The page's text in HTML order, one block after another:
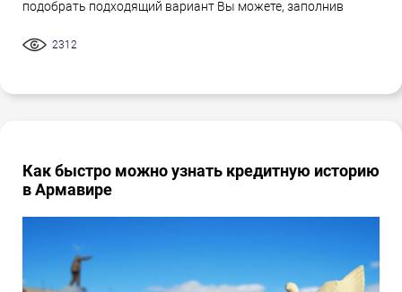
подобрать подходящий вариант Вы можете, заполнив
2312
Как быстро можно узнать кредитную историю
в Армавире